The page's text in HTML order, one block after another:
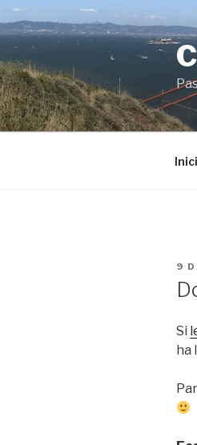
Saltar
al
contenido
9
Si
ha